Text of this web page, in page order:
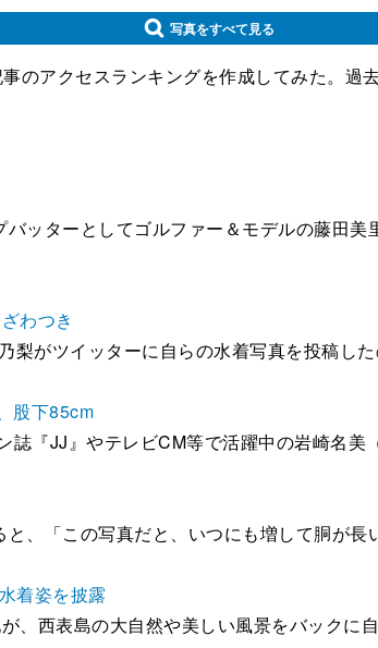
写真をすべて見る
のアクセスランキングを作成してみた。過
ターとしてゴルファー＆モデルの藤田美
わつき
がツイッターに自らの水着写真を投稿し
股下85cm
『JJ』やテレビCM等で活躍中の岩崎名美
、「この写真だと、いつにも増して胴が
着姿を披露
西表島の大自然や美しい風景をバックに自